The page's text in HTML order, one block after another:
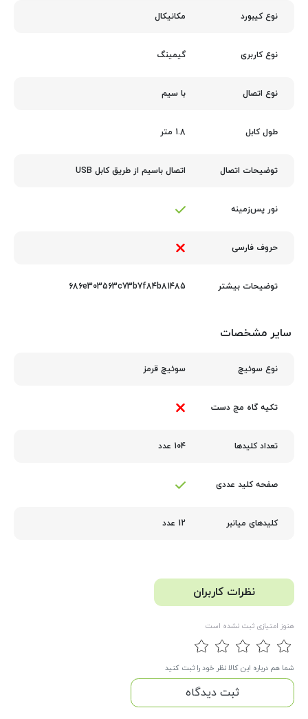
نوع کیبورد مکانیکال
نوع کاربری گیمینگ
نوع اتصال با سیم
طول کابل 1.8 متر
توضیحات اتصال اتصال باسیم از طریق کابل USB
نور پس‌زمینه
حروف فارسی
توضیحات بیشتر 686e303563c73b7f84b81485
سایر مشخصات
نوع سوئیچ سوئیچ قرمز
تکیه گاه مچ دست
تعداد کلیدها 104 عدد
صفحه کلید عددی
کلیدهای میانبر 12 عدد
نظرات کاربران
هنوز امتیازی ثبت نشده است
شما هم درباره این کالا نظر خود را ثبت کنید
ثبت دیدگاه